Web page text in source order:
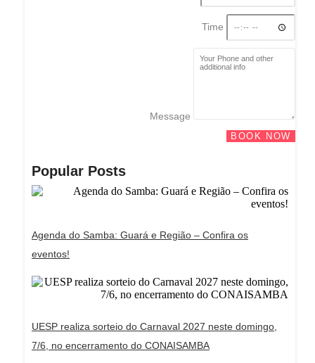
Time
Message
BOOK NOW
Popular Posts
Agenda do Samba: Guará e Região – Confira os
eventos!
UESP realiza sorteio do Carnaval 2027 neste domingo,
7/6, no encerramento do CONAISAMBA